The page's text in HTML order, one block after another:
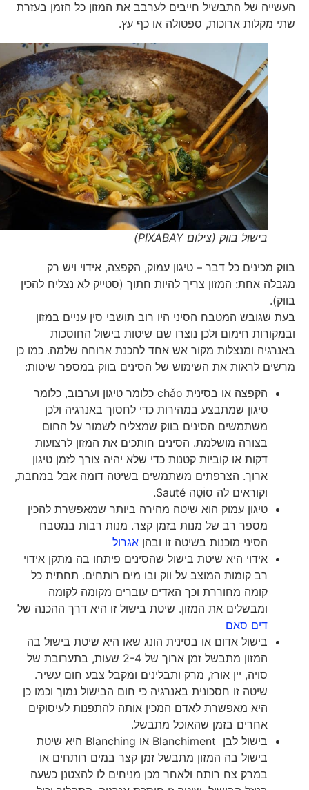
העשייה של התבשיל חייבים לערבב את המזון כל הזמן בעזרת
שתי מקלות ארוכות, ספטולה או כף עץ.
בישול בווק (צילום PIXABAY)
בווק מכינים כל דבר – טיגון עמוק, הקפצה, אידוי ויש רק
מגבלה אחת: המזון צריך להיות חתוך (סטייק לא נצליח להכין
בווק).
בעת שגובש המטבח הסיני היו רוב תושבי סין עניים במזון
ובמקורות חימום ולכן נוצרו שם שיטות בישול החוסכות
באנרגיה ומנצלות מקור אש אחד להכנת ארוחה שלמה. כמו כן
מרשים לראות את השימוש של הסינים בווק במספר שיטות:
הקפצה או בסינית chǎo כלומר טיגון וערבוב, כלומר
טיגון שמתבצע במהירות כדי לחסוך באנרגיה ולכן
משתמשים הסינים בווק שמצליח לשמור על החום
בצורה מושלמת. הסינים חותכים את המזון לרצועות
דקות או קוביות קטנות כדי שלא יהיה צורך לזמן טיגון
ארוך. הצרפתים משתמשים בשיטה דומה אבל במחבת,
וקוראים לה סוֹטֵה Sauté.
טיגון עמוק הוא שיטה מהירה ביותר שמאפשרת להכין
מספר רב של מנות בזמן קצר. מנות רבות במטבח
הסיני מוכנות בשיטה זו ובהןאגרול
אידוי היא שיטת בישול שהסינים פיתחו בה מתקן אידוי
רב קומות המוצב על ווק ובו מים רותחים. תחתית כל
קומה מחוררת וכך האדים עוברים מקומה לקומה
ומבשלים את המזון. שיטת בישול זו היא דרך ההכנה של
דים סאם
בישול אדום או בסינית הונג שאו היא שיטת בישול בה
המזון מתבשל זמן ארוך של 2-4 שעות, בתערובת של
סויה, יין אורז, מרק ותבלינים ומקבל צבע חום עשיר.
שיטה זו חסכונית באנרגיה כי חום הבישול נמוך וכמו כן
היא מאפשרת לאדם המכין אותה להתפנות לעיסוקים
אחרים בזמן שהאוכל מתבשל.
בישול לבן Blanchiment או Blanching היא שיטת
בישול בה המזון מתבשל זמן קצר במים רותחים או
במרק צח רותח ולאחר מכן מניחים לו להצטנן כשעה